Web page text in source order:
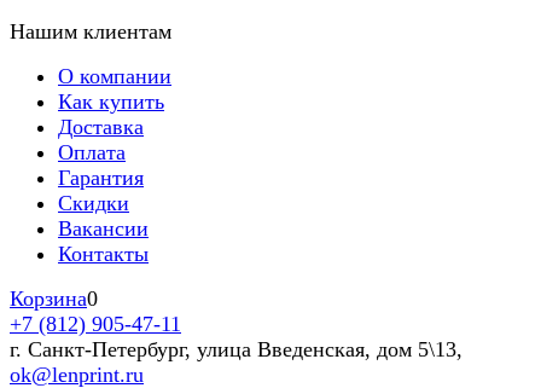
Нашим клиентам
О компании
Как купить
Доставка
Оплата
Гарантия
Скидки
Вакансии
Контакты
Корзина0
+7 (812) 905-47-11
г. Санкт-Петербург, улица Введенская, дом 5\13,
ok@lenprint.ru